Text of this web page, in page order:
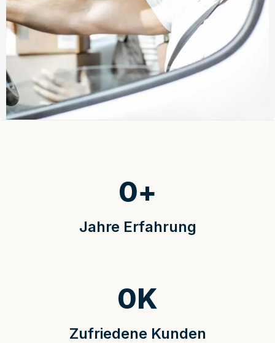
Jahre Erfahrung
0+
Zufriedene Kunden
0K